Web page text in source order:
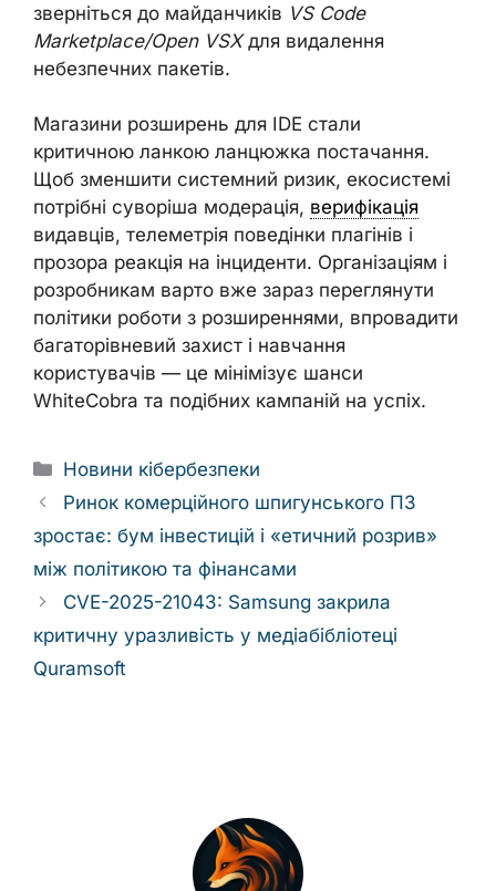
зверніться до майданчиків VS Code
Marketplace/Open VSXдля видалення
небезпечних пакетів.
Магазини розширень для IDE стали
критичною ланкою ланцюжка постачання.
Щоб зменшити системний ризик, екосистемі
потрібні суворіша модерація, верифікація
видавців, телеметрія поведінки плагінів і
прозора реакція на інциденти. Організаціям і
розробникам варто вже зараз переглянути
політики роботи з розширеннями, впровадити
багаторівневий захист і навчання
користувачів — це мінімізує шанси
WhiteCobra та подібних кампаній на успіх.
Categories
Новини кібербезпеки
Ринок комерційного шпигунського ПЗ
зростає: бум інвестицій і «етичний розрив»
між політикою та фінансами
CVE-2025-21043: Samsung закрила
критичну уразливість у медіабібліотеці
Quramsoft